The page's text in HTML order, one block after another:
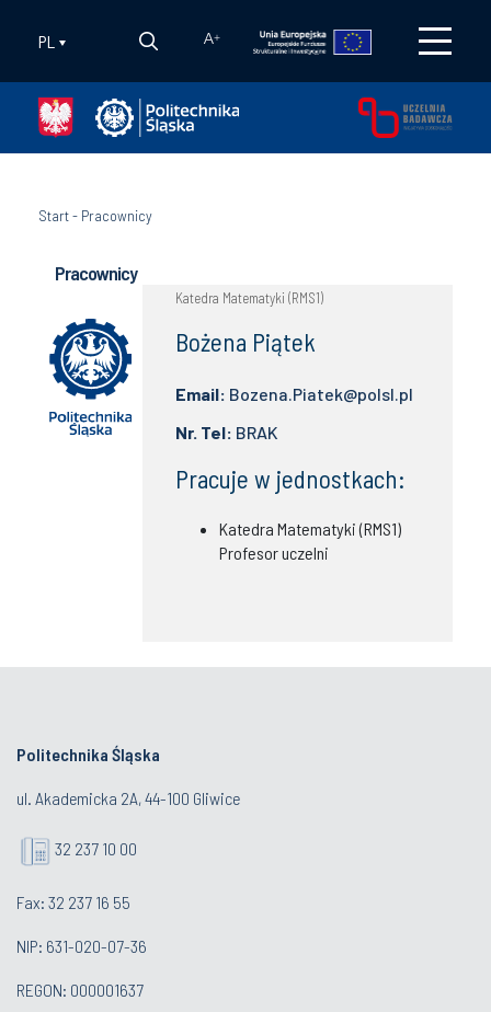
PL A+
Start- Pracownicy
Pracownicy
Katedra Matematyki (RMS1)
Bożena Piątek
Email: Bozena.Piatek@polsl.pl
Nr. Tel: BRAK
Pracuje w jednostkach:
Katedra Matematyki (RMS1)
Profesor uczelni
Politechnika Śląska
ul. Akademicka 2A, 44-100 Gliwice
32 237 10 00
Fax: 32 237 16 55
NIP: 631-020-07-36
REGON: 000001637